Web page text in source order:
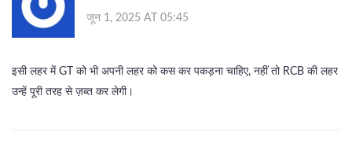
जून 1, 2025 AT 05:45
इसी लहर में GT को भी अपनी लहर को कस कर पकड़ना चाहिए, नहीं तो RCB की लहर
उन्हें पूरी तरह से ज़ब्त कर लेगी।